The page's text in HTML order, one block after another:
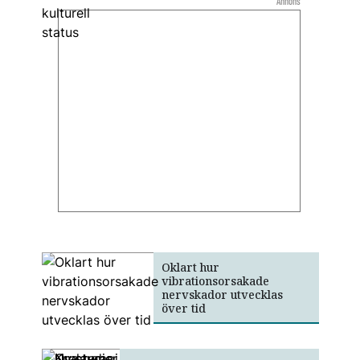
Oklart hur
vibrationsorsakade
nervskador utvecklas
över tid